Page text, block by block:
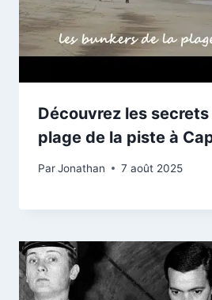
Découvrez les
plage de la piste à
ParJonathan 7 août 2025